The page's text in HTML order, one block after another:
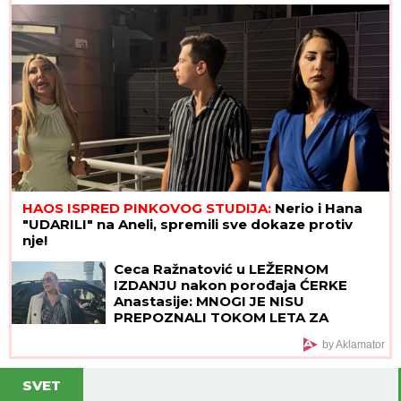
HAOS ISPRED PINKOVOG STUDIJA: Nerio i Hana
"UDARILI" na Aneli, spremili sve dokaze protiv
nje!
Ceca Ražnatović u LEŽERNOM
IZDANJU nakon porođaja ĆERKE
Anastasije: MNOGI JE NISU
PREPOZNALI TOKOM LETA ZA
by Aklamator
SVET